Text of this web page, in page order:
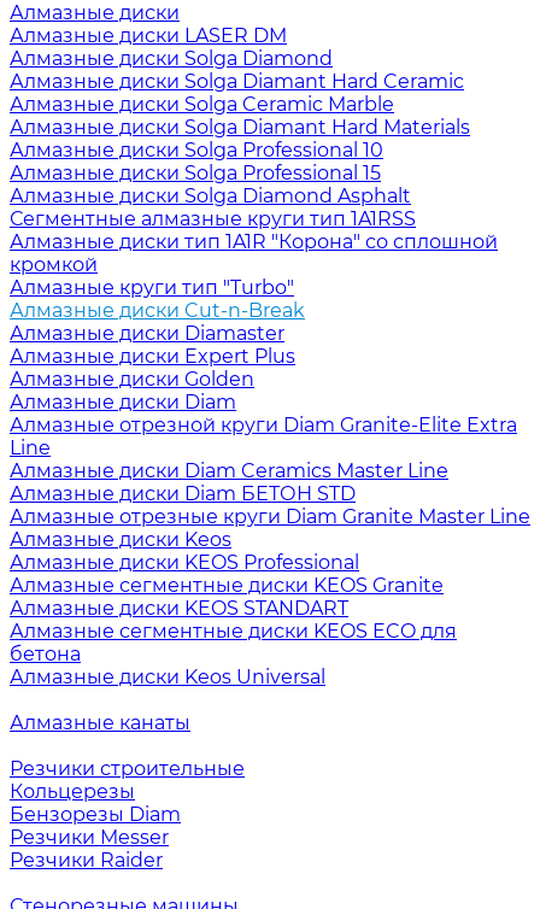
Алмазные диски
Алмазные диски LASER DM
Алмазные диски Solga Diamond
Алмазные диски Solga Diamant Hard Ceramic
Алмазные диски Solga Ceramic Marble
Алмазные диски Solga Diamant Hard Materials
Алмазные диски Solga Professional 10
Алмазные диски Solga Professional 15
Алмазные диски Solga Diamond Asphalt
Сегментные алмазные круги тип 1A1RSS
Алмазные диски тип 1A1R "Корона" со сплошной
кромкой
Алмазные круги тип "Turbo"
Алмазные диски Cut-n-Break
Алмазные диски Diamaster
Алмазные диски Expert Plus
Алмазные диски Golden
Алмазные диски Diam
Алмазные отрезной круги Diam Granite-Elite Extra
Line
Алмазные диски Diam Ceramics Master Line
Алмазные диски Diam БЕТОН STD
Алмазные отрезные круги Diam Granite Master Line
Алмазные диски Keos
Алмазные диски KEOS Professional
Алмазные сегментные диски KEOS Granite
Алмазные диски KEOS STANDART
Алмазные сегментные диски KEOS ECO для
бетона
Алмазные диски Keos Universal
Алмазные канаты
Резчики строительные
Кольцерезы
Бензорезы Diam
Резчики Messer
Резчики Raider